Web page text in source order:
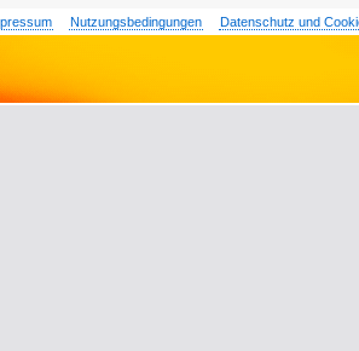
Nutzungsbedingungen Datenschutz und